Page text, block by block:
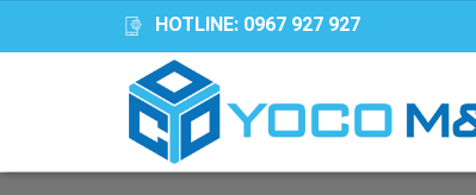
HOTLINE: 0967 927 927